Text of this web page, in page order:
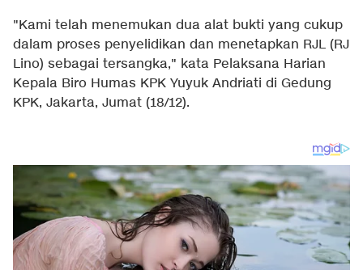
"Kami telah menemukan dua alat bukti yang cukup
dalam proses penyelidikan dan menetapkan RJL (RJ
Lino) sebagai tersangka," kata Pelaksana Harian
Kepala Biro Humas KPK Yuyuk Andriati di Gedung
KPK, Jakarta, Jumat (18/12).